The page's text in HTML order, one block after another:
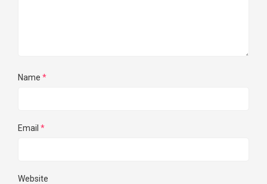
Name *
Email *
Website